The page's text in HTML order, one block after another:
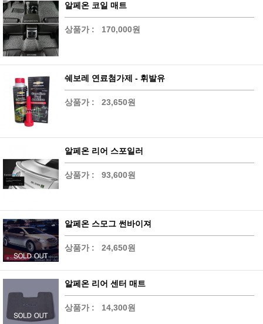
알페온 코일 매트
상품가 : 170,000원
쉐보레 연료첨가제 - 휘발유
상품가 : 23,650원
알페온 리어 스포일러
상품가 : 93,600원
알페온 스모그 썬바이져
상품가 : 24,650원
알페온 리어 센터 매트
상품가 : 14,300원